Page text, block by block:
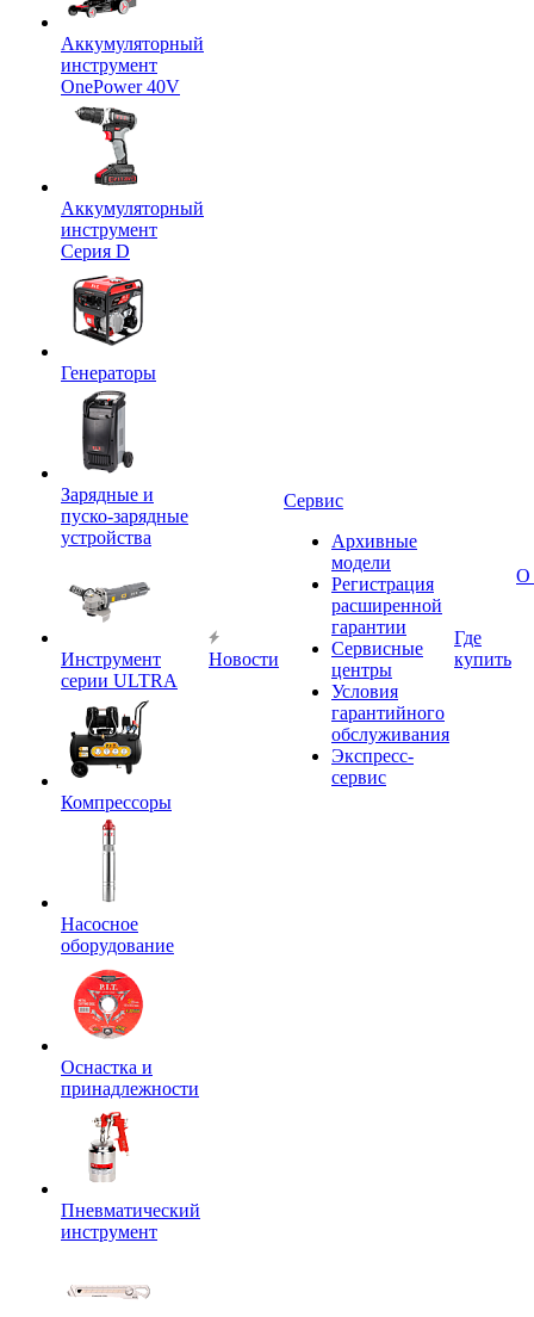
Аккумуляторный
инструмент
OnePower 40V
Аккумуляторный
инструмент
Серия D
Генераторы
Зарядные и
пуско-зарядные
устройства
Инструмент
серии ULTRA
Компрессоры
Насосное
оборудование
Оснастка и
принадлежности
Пневматический
инструмент
Новости
Сервис
Архивные
модели
Регистрация
расширенной
гарантии
Сервисные
центры
Условия
гарантийного
обслуживания
Экспресс-
сервис
Где
купить
О